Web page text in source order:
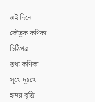
এই দিনে
কৌতুক কণিকা
চিঠিপত্র
তথ্য কণিকা
সুখে দুঃখে
হৃদয় বৃত্তি